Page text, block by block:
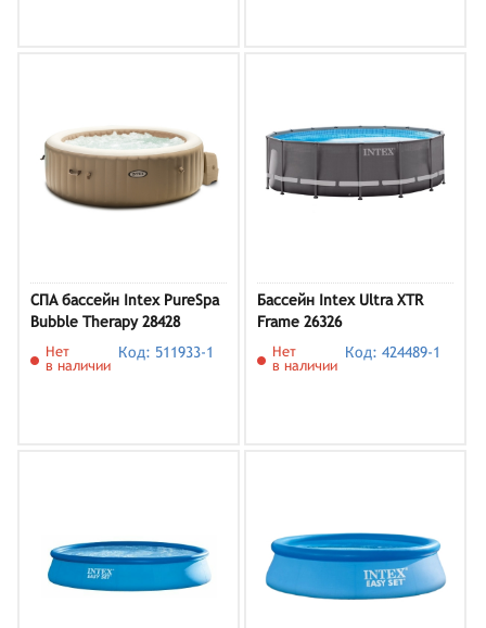
СПА бассейн Intex PureSpa
Bubble Therapy 28428
Нет
в наличии
Код: 511933-1
Бассейн Intex Ultra XTR
Frame 26326
Нет
в наличии
Код: 424489-1